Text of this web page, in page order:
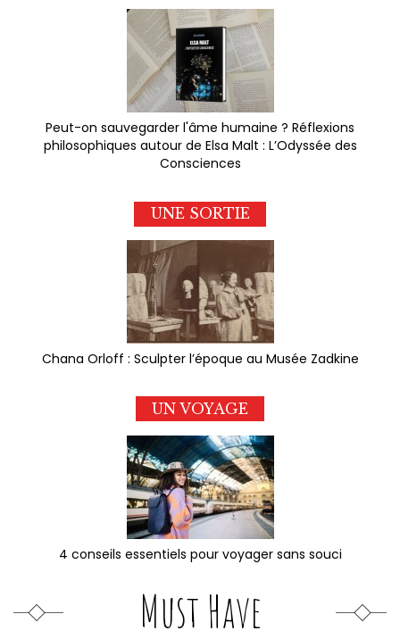
Peut-on sauvegarder l'âme humaine ? Réflexions
philosophiques autour de Elsa Malt : L’Odyssée des
Consciences
UNE SORTIE
Chana Orloff : Sculpter l’époque au Musée Zadkine
UN VOYAGE
4 conseils essentiels pour voyager sans souci
Must Have